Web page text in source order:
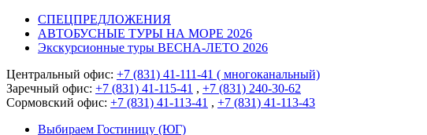
СПЕЦПРЕДЛОЖЕНИЯ
АВТОБУСНЫЕ ТУРЫ НА МОРЕ 2026
Экскурсионные туры ВЕСНА-ЛЕТО 2026
Центральный офис: +7 (831) 41-111-41 ( многоканальный)
Заречный офис: +7 (831) 41-115-41 , +7 (831) 240-30-62
Сормовский офис: +7 (831) 41-113-41 , +7 (831) 41-113-43
Выбираем Гостиницу (ЮГ)